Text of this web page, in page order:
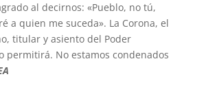
al decirnos: «Pueblo, no tú,
a quien me suceda». La Corona, el
titular y asiento del Poder
permitirá. No estamos condenados